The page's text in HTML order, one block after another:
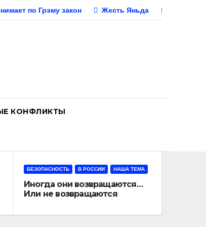
по Грэму закон Жесть Яньда
КОНФЛИКТЫ
БЕЗОПАСНОСТЬ В РОССИИ НАША ТЕМА
Иногда они возвращаются…
Или не возвращаются